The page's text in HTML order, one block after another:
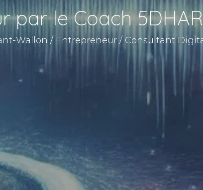
par le Coach
Wallon / Entrepreneur / Consultant